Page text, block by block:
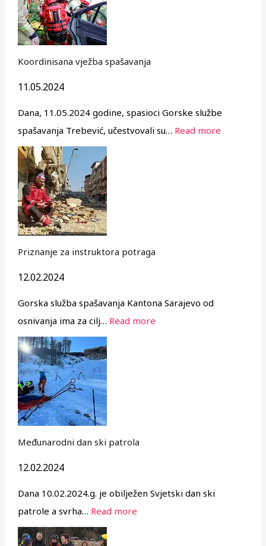
Koordinisana vježba spašavanja
11.05.2024
Dana, 11.05.2024 godine, spasioci Gorske službe
spašavanja Trebević, učestvovali su… Read more
Priznanje za instruktora potraga
12.02.2024
Gorska služba spašavanja Kantona Sarajevo od
osnivanja ima za cilj… Read more
Međunarodni dan ski patrola
12.02.2024
Dana 10.02.2024.g. je obilježen Svjetski dan ski
patrole a svrha… Read more